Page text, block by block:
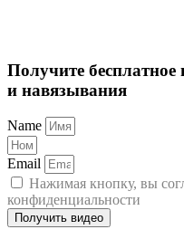
Получите бесплатное
и навязывания
Name
Email
Нажимая кнопку, вы
конфиденциальности
Получить видео